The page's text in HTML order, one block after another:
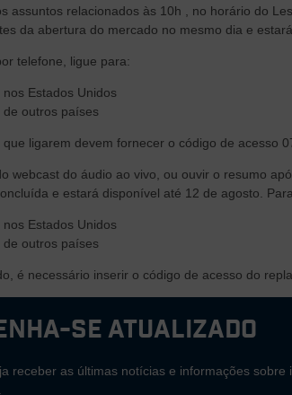
assuntos relacionados às 10h , no horário do
da abertura do mercado no mesmo dia e
telefone, ligue para:
Estados Unidos
outros países
ligarem devem fornecer o código de acesso
webcast do áudio ao vivo, ou ouvir o resumo
e estará disponível até 12 de agosto.
Estados Unidos
outros países
é necessário inserir o código de acesso do
se atualizado
receber as últimas notícias e informações